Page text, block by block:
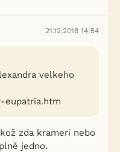
21.12.2018 14:54
velkeho
eupatria.htm
zda krameri nebo
jedno.